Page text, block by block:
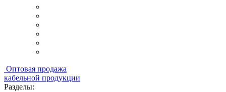
Оптовая продажа
кабельной продукции
Разделы: